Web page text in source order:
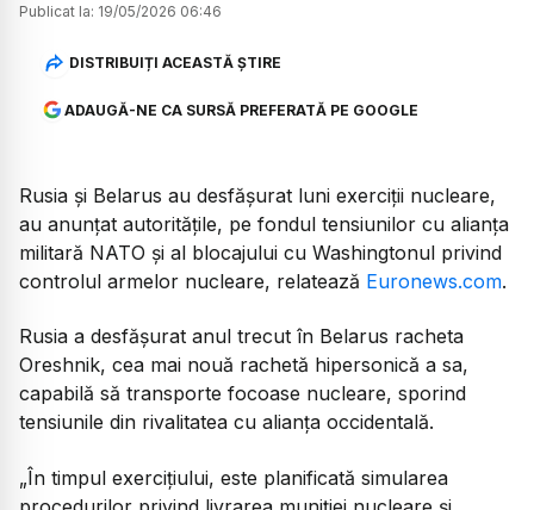
Publicat la: 19/05/2026 06:46
DISTRIBUIȚI ACEASTĂ ȘTIRE
ADAUGĂ-NE CA SURSĂ PREFERATĂ PE GOOGLE
Rusia și Belarus au desfășurat luni exerciții nucleare,
au anunțat autoritățile, pe fondul tensiunilor cu alianța
militară NATO și al blocajului cu Washingtonul privind
controlul armelor nucleare, relatează Euronews.com.
Rusia a desfășurat anul trecut în Belarus racheta
Oreshnik, cea mai nouă rachetă hipersonică a sa,
capabilă să transporte focoase nucleare, sporind
tensiunile din rivalitatea cu alianța occidentală.
„În timpul exercițiului, este planificată simularea